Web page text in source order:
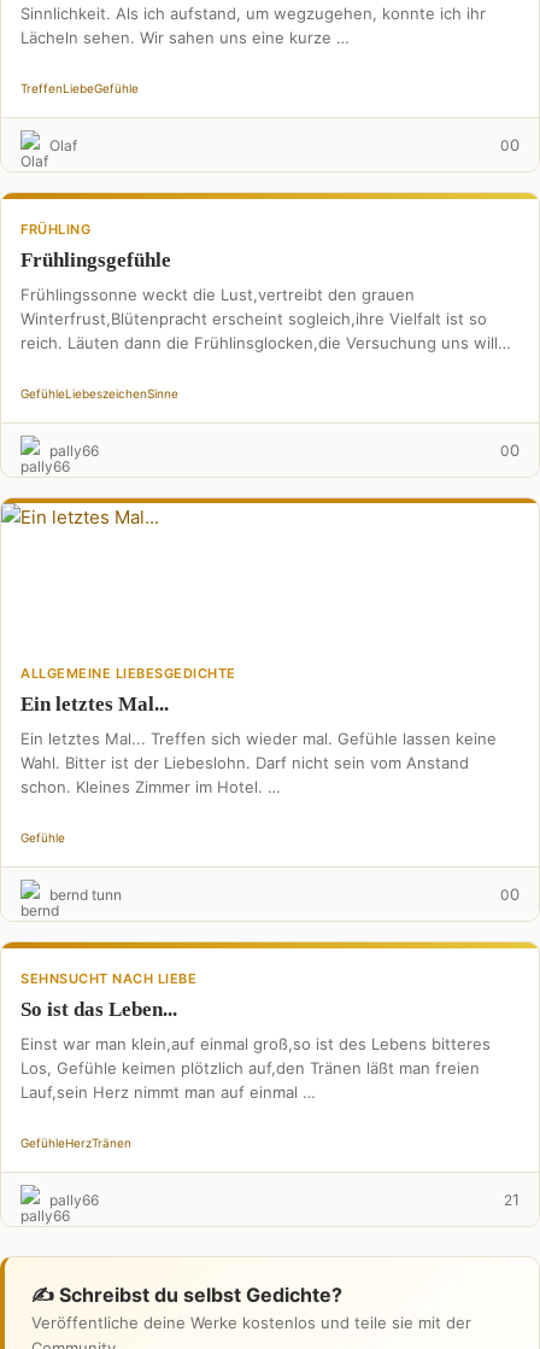
Sinnlichkeit. Als ich aufstand, um wegzugehen, konnte ich ihr
Lächeln sehen. Wir sahen uns eine kurze …
TreffenLiebeGefühle
Olaf 00
FRÜHLING
Frühlingsgefühle
Frühlingssonne weckt die Lust,vertreibt den grauen
Winterfrust,Blütenpracht erscheint sogleich,ihre Vielfalt ist so
reich. Läuten dann die Frühlinsglocken,die Versuchung uns will
GefühleLiebeszeichenSinne
pally66 00
ALLGEMEINE LIEBESGEDICHTE
Ein letztes Mal...
Ein letztes Mal... Treffen sich wieder mal. Gefühle lassen keine
Wahl. Bitter ist der Liebeslohn. Darf nicht sein vom Anstand
schon. Kleines Zimmer im Hotel. …
Gefühle
bernd tunn 00
SEHNSUCHT NACH LIEBE
So ist das Leben...
Einst war man klein,auf einmal groß,so ist des Lebens bitteres
Los, Gefühle keimen plötzlich auf,den Tränen läßt man freien
Lauf,sein Herz nimmt man auf einmal …
GefühleHerzTränen
pally66 21
✍️ Schreibst du selbst Gedichte?
Veröffentliche deine Werke kostenlos und teile sie mit der